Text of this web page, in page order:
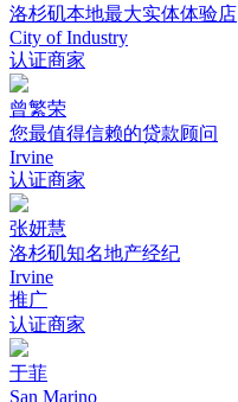
洛杉矶本地最大实体体验店
City of Industry
认证商家
曾繁荣
您最值得信赖的贷款顾问
Irvine
认证商家
张妍慧
洛杉矶知名地产经纪
Irvine
推广
认证商家
于菲
San Marino